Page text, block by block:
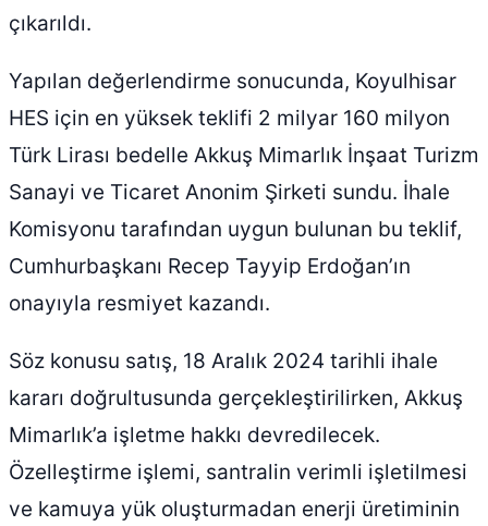
çıkarıldı.
Yapılan değerlendirme sonucunda, Koyulhisar
HES için en yüksek teklifi 2 milyar 160 milyon
Türk Lirası bedelle Akkuş Mimarlık İnşaat Turizm
Sanayi ve Ticaret Anonim Şirketi sundu. İhale
Komisyonu tarafından uygun bulunan bu teklif,
Cumhurbaşkanı Recep Tayyip Erdoğan’ın
onayıyla resmiyet kazandı.
Söz konusu satış, 18 Aralık 2024 tarihli ihale
kararı doğrultusunda gerçekleştirilirken, Akkuş
Mimarlık’a işletme hakkı devredilecek.
Özelleştirme işlemi, santralin verimli işletilmesi
ve kamuya yük oluşturmadan enerji üretiminin